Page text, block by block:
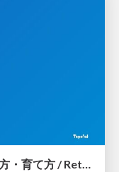
もう一度考える SRE チームの作り方・育て方 / Rethinking SRE #1: Building and Growing SRE Teams